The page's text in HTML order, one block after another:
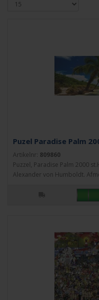
Puzel Paradise Palm
Artikelnr: 809860
Puzzel, Paradise Palm 2000
Alexander von Humboldt.